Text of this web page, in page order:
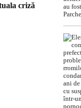
criză